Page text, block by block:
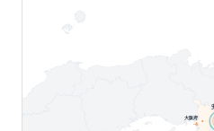
大阪府
-4